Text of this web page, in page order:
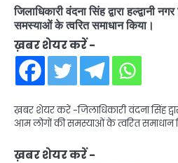
जिलाधिकारी वंदना सिंह द्वारा हल्द्वानी
समस्याओं के त्वरित समाधान किया।
ख़बर शेयर करें -
ख़बर शेयर करें -जिलाधिकारी वंदना सिंह
आम लोगों की समस्याओं के त्वरित समाधान
ख़बर शेयर करें -